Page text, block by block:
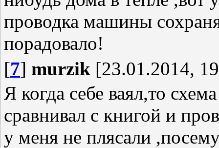
проводка машины
порадовало!
[7] murzik [23.01.2014,
Я когда себе ваял,то
сравнивал с книгой и
у меня не плясали